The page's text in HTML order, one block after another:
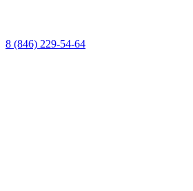
8 (846) 229-54-64